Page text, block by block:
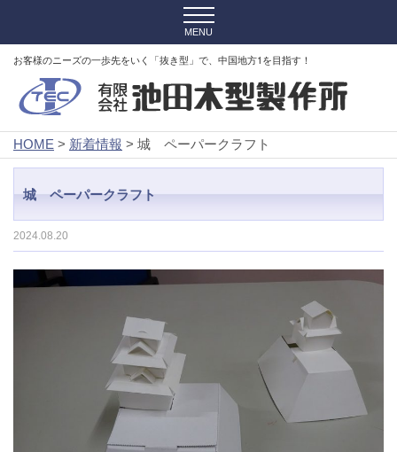
お客様のニーズの一歩先をいく「抜き型」で、中国地方1を目指す！
HOME > 新着情報 > 城 ペーパークラフト
城 ペーパークラフト
2024.08.20